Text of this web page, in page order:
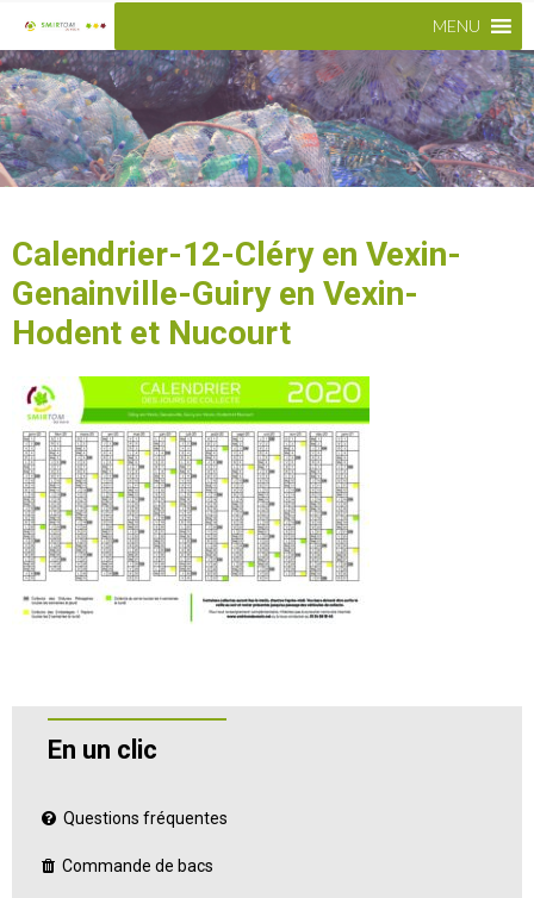
MENU
Calendrier-12-Cléry en Vexin-
Genainville-Guiry en Vexin-
Hodent et Nucourt
En un clic
Questions fréquentes
Commande de bacs